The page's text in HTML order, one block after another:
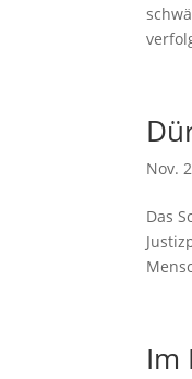
Nov.
Das
Im